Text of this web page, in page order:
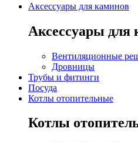
Аксессуары для каминов
Аксессуары для
Вентиляционные
Дровницы
Трубы и фитинги
Посуда
Котлы отопительные
Котлы